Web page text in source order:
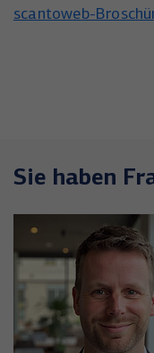
scantoweb-
Sie haben